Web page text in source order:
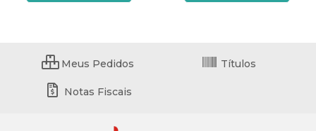
Meus Pedidos Títulos
Notas Fiscais